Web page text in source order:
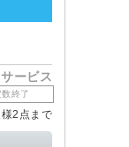
ービス
終了
2点まで